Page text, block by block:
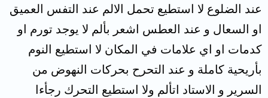
عند الضلوع لا استطيع تحمل الالم عند التفس العميق
او السعال و عند العطس اشعر بألم لا يوجد تورم او
كدمات او اي علامات في المكان لا استطيع النوم
بأريحية كاملة و عند التحرح بحركات النهوض من
السرير و الاستاد اتألم ولا استطيع التحرك رجأءا